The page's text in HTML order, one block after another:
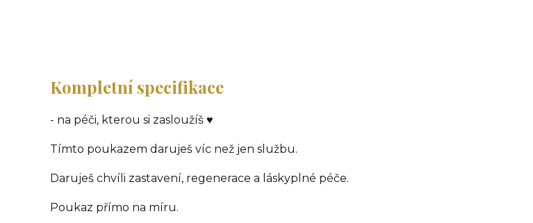
Kompletní specifikace
- na péči, kterou si zasloužíš ♥
Tímto poukazem daruješ víc než jen službu.
Daruješ chvíli zastavení, regenerace a láskyplné péče.
Poukaz přímo na míru.